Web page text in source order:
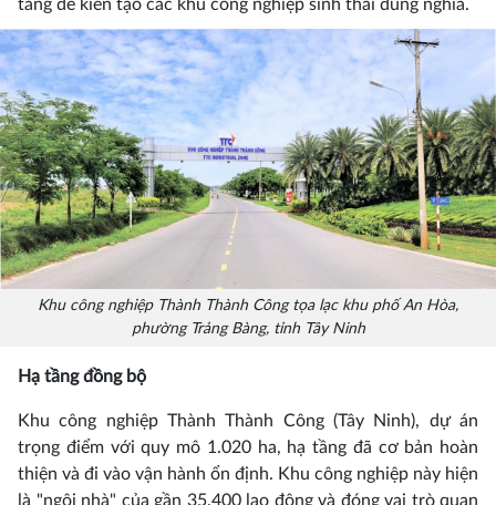
tảng để kiến tạo các khu công nghiệp sinh thái đúng nghĩa.
Khu công nghiệp Thành Thành Công tọa lạc khu phố An Hòa,
phường Trảng Bàng, tỉnh Tây Ninh
Hạ tầng đồng bộ
Khu công nghiệp Thành Thành Công (Tây Ninh), dự án
trọng điểm với quy mô 1.020 ha, hạ tầng đã cơ bản hoàn
thiện và đi vào vận hành ổn định. Khu công nghiệp này hiện
là "ngôi nhà" của gần 35.400 lao động và đóng vai trò quan